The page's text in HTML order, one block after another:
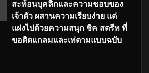
สะท้อนบุคลิกและความชอบของ
เจ้าตัว ผสานความเรียบง่าย แต่
แฝงไปด้วยความสนุก ชิค สตรีท ที่
ขอติดแกลมและเท่ตามแบบฉบับ